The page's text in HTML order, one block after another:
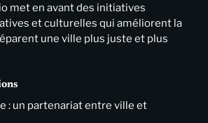
met en avant des initiatives
et culturelles qui améliorent la
une ville plus juste et plus
: un partenariat entre ville et